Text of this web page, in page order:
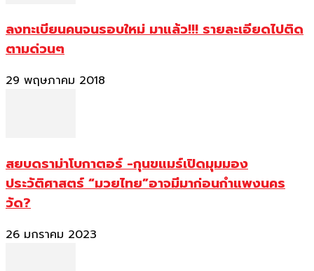
ลงทะเบียนคนจนรอบใหม่ มาแล้ว!!! รายละเอียดไปติด
ตามด่วนๆ
29 พฤษภาคม 2018
สยบดราม่าโบกาตอร์ -กุนขแมร์เปิดมุมมอง
ประวัติศาสตร์ “มวยไทย”อาจมีมาก่อนกำแพงนคร
วัด?
26 มกราคม 2023